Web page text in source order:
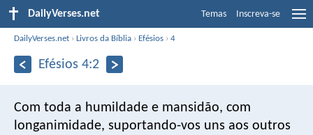
DailyVerses.net Temas Inscreva-se
DailyVerses.net ›Livros da Bíblia › Efésios ›4
Efésios 4:2
Com toda a humildade e mansidão, com
longanimidade, suportando-vos uns aos outros